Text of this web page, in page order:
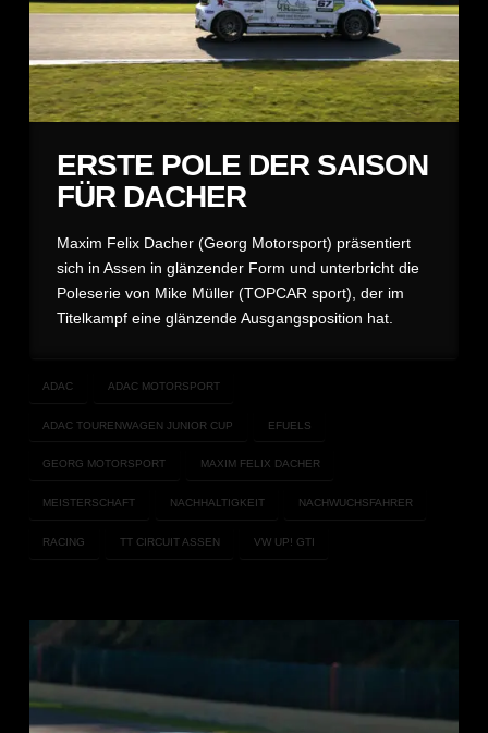
ERSTE POLE DER SAISON
FÜR DACHER
Maxim Felix Dacher (Georg Motorsport) präsentiert
sich in Assen in glänzender Form und unterbricht die
Poleserie von Mike Müller (TOPCAR sport), der im
Titelkampf eine glänzende Ausgangsposition hat.
ADAC ADAC MOTORSPORT
ADAC TOURENWAGEN JUNIOR CUP EFUELS
GEORG MOTORSPORT MAXIM FELIX DACHER
MEISTERSCHAFT NACHHALTIGKEIT NACHWUCHSFAHRER
RACING TT CIRCUIT ASSEN VW UP! GTI